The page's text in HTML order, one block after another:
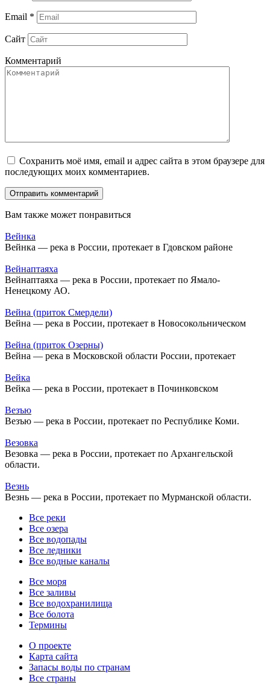
Email *
Сайт
Комментарий
Сохранить моё имя, email и адрес сайта в этом браузере для
последующих моих комментариев.
Вам также может понравиться
Вейнка
Вейнка — река в России, протекает в Гдовском районе
Вейнаптаяха
Вейнаптаяха — река в России, протекает по Ямало-
Ненецкому АО.
Вейна (приток Смердели)
Вейна — река в России, протекает в Новосокольническом
Вейна (приток Озерны)
Вейна — река в Московской области России, протекает
Вейка
Вейка — река в России, протекает в Починковском
Везъю
Везъю — река в России, протекает по Республике Коми.
Везовка
Везовка — река в России, протекает по Архангельской
области.
Везнь
Везнь — река в России, протекает по Мурманской области.
Все реки
Все озера
Все водопады
Все ледники
Все водные каналы
Все моря
Все заливы
Все водохранилища
Все болота
Термины
О проекте
Карта сайта
Запасы воды по странам
Все страны